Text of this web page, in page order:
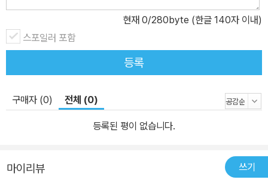
현재 0/280byte (한글 140자 이내)
스포일러 포함
등록
구매자 (0) 전체 (0)
등록된 평이 없습니다.
마이리뷰 쓰기